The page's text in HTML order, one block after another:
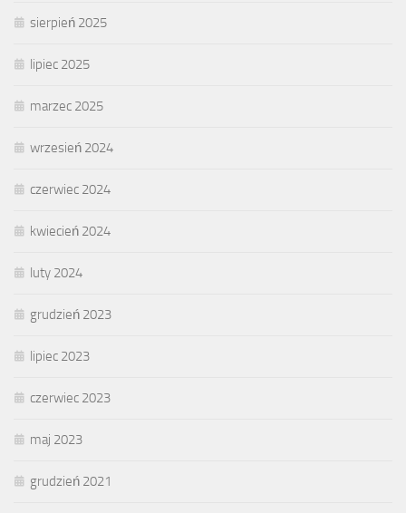
sierpień 2025
lipiec 2025
marzec 2025
wrzesień 2024
czerwiec 2024
kwiecień 2024
luty 2024
grudzień 2023
lipiec 2023
czerwiec 2023
maj 2023
grudzień 2021